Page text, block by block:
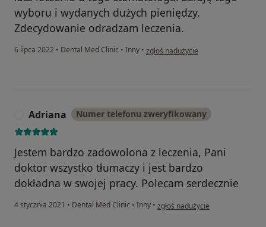
wyboru i wydanych dużych pieniędzy.
Zdecydowanie odradzam leczenia.
6 lipca 2022 • Dental Med Clinic • Inny • w opinii użytkownika Yana
zgłoś nadużycie
Adriana Numer telefonu zweryfikowany
Jestem bardzo zadowolona z leczenia, Pani
doktor wszystko tłumaczy i jest bardzo
dokładna w swojej pracy. Polecam serdecznie
4 stycznia 2021 • Dental Med Clinic • Inny • w opinii użytkownika Adriana
zgłoś nadużycie